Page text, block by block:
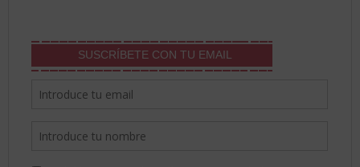
SUSCRÍBETE CON TU EMAIL